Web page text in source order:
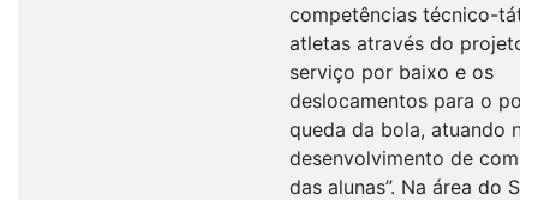
competências técnico-
atletas através do projeto
serviço por baixo e os
deslocamentos para o
queda da bola, atuando no
desenvolvimento de
das alunas”. Na área do